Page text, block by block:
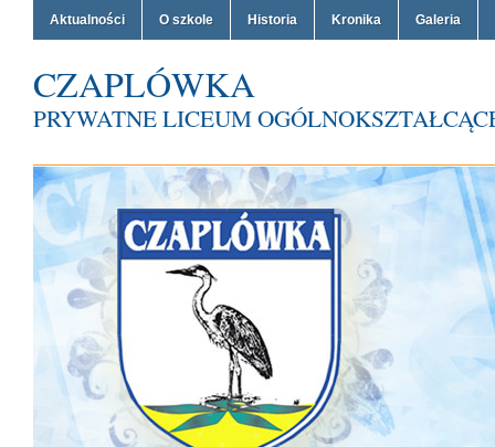
Aktualności O szkole Historia Kronika Galeria
CZAPLÓWKA
PRYWATNE LICEUM